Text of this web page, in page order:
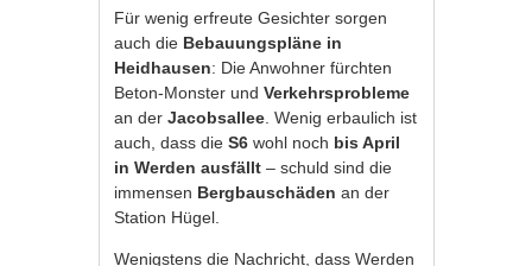
Für wenig erfreute Gesichter sorgen
auch die Bebauungspläne in
Heidhausen: Die Anwohner fürchten
Beton-Monster undVerkehrsprobleme
an derJacobsallee . Wenig erbaulich ist
auch, dass dieS6 wohl noch bis April
in Werden ausfällt – schuld sind die
immensen Bergbauschäden an der
Station Hügel.
Wenigstens die Nachricht, dass Werden